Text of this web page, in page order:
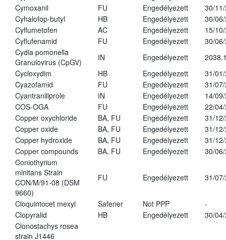
Cymoxanil
FU Engedélyezett
30/
Cyhalofop-butyl
HB Engedélyezett
30/
Cyflumetofen
AC Engedélyezett
15/
Cyflufenamid
FU Engedélyezett
30/
Cydia pomonella
Granulovirus (CpGV)
IN Engedélyezett
Cycloxydim
HB Engedélyezett
31/
Cyazofamid
FU Engedélyezett
31/
Cyantraniliprole
IN Engedélyezett
14/
COS-OGA
FU Engedélyezett
22/
Copper oxychloride
BA, FU Engedélyezett
31/
Copper oxide
BA, FU Engedélyezett
31/
Copper hydroxide
BA, FU Engedélyezett
31/
Copper compounds
BA, FU Engedélyezett
30/
Coniothyrium
minitans Strain
CON/M/91-08 (DSM
9660)
FU Engedélyezett 31/
Cloquintocet mexyl Safener Not PPP
-
Clopyralid
HB Engedélyezett
30/
Clonostachys rosea
strain J1446